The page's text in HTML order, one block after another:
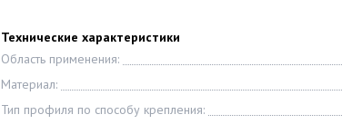
Технические характеристики
Область применения:
Материал:
Тип профиля по способу крепления: